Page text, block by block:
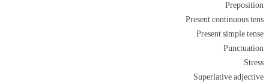
Preposition
Present continuous tens
Present simple tense
Punctuation
Stress
Superlative adjective